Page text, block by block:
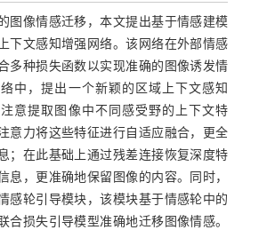
图像情感迁移，本文提出基于情感建模
下文感知增强网络。该网络在外部情感
多种损失函数以实现准确的图像诱发情
中，提出一个新颖的区域上下文感知
意提取图像中不同感受野的上下文特
意力将这些特征进行自适应融合，更全
；在此基础上通过残差连接恢复深度特
息，更准确地保留图像的内容。同时，
感轮引导模块，该模块基于情感轮中的
合损失引导模型准确地迁移图像情感。